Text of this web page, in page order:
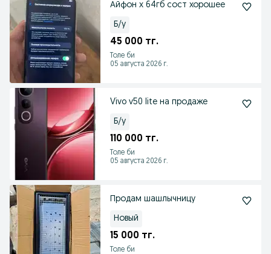
Айфон х 64гб сост хорошее
Б/у
45 000 тг.
Толе би
05 августа 2026 г.
Vivo v50 lite на продаже
Б/у
110 000 тг.
Толе би
05 августа 2026 г.
Продам шашлычницу
Новый
15 000 тг.
Толе би